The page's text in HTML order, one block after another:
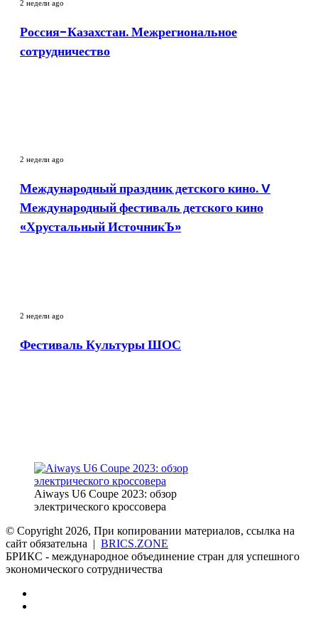
сотрудничество
2 недели ago
Россия-Казахстан. Межрегиональное
сотрудничество
праздник
кино.
Международный
фестиваль
детского
2 недели ago
Международный праздник детского кино. V
Международный фестиваль детского кино
«Хрустальный ИсточникЪ»
Культуры
2 недели ago
Фестиваль Культуры ШОС
Aiways U6 Coupe 2023: обзор
электрического кроссовера
© Copyright 2026, При копировании материалов, ссылка на
сайт обязательна | BRICS.ZONE
БРИКС - международное объединение стран для успешного
экономического сотрудничества